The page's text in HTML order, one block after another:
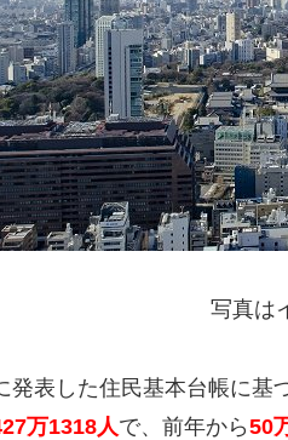
写真は
発表した住民基本台帳に
万1318人で、前年から50